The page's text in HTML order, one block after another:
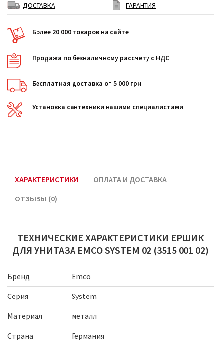
ДОСТАВКА
ГАРАНТИЯ
Более 20 000 товаров на сайте
Продажа по безналичному рассчету с НДС
Бесплатная доставка от 5 000 грн
Установка сантехники нашими специалистами
ХАРАКТЕРИСТИКИ
ОПЛАТА И ДОСТАВКА
ОТЗЫВЫ (0)
ТЕХНИЧЕСКИЕ ХАРАКТЕРИСТИКИ ЕРШИК
ДЛЯ УНИТАЗА EMCO SYSTEM 02 (3515 001 02)
Бренд
Emco
Серия
System
Материал
металл
Страна
Германия